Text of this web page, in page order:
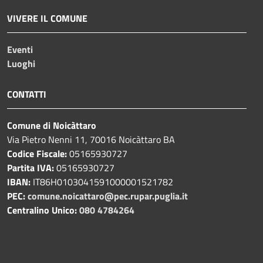
VIVERE IL COMUNE
Eventi
Luoghi
CONTATTI
Comune di Noicàttaro
Via Pietro Nenni 11, 70016 Noicàttaro BA
Codice Fiscale:05165930727
Partita IVA:05165930727
IBAN: IT86H0103041591000001521782
PEC:comune.noicattaro@pec.rupar.puglia.it
Centralino Unico:080 4784264